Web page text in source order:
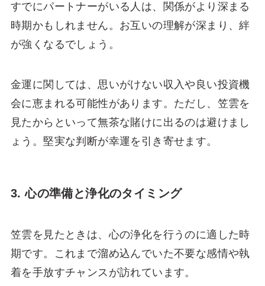
すでにパートナーがいる人は、関係がより深まる
時期かもしれません。お互いの理解が深まり、絆
が強くなるでしょう。
金運に関しては、思いがけない収入や良い投資機
会に恵まれる可能性があります。ただし、笠雲を
見たからといって無茶な賭けに出るのは避けまし
ょう。堅実な判断が幸運を引き寄せます。
3. 心の準備と浄化のタイミング
笠雲を見たときは、心の浄化を行うのに適した時
期です。これまで溜め込んでいた不要な感情や執
着を手放すチャンスが訪れています。